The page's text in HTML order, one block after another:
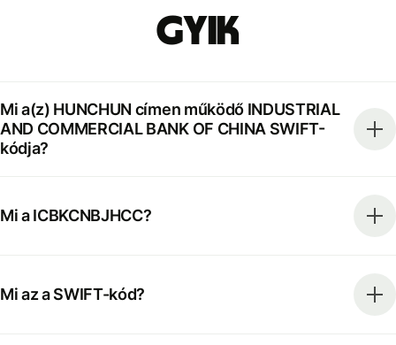
GYIK
Mi a(z) HUNCHUN címen működő INDUSTRIAL
AND COMMERCIAL BANK OF CHINA SWIFT-
kódja?
Mi a ICBKCNBJHCC?
Mi az a SWIFT-kód?